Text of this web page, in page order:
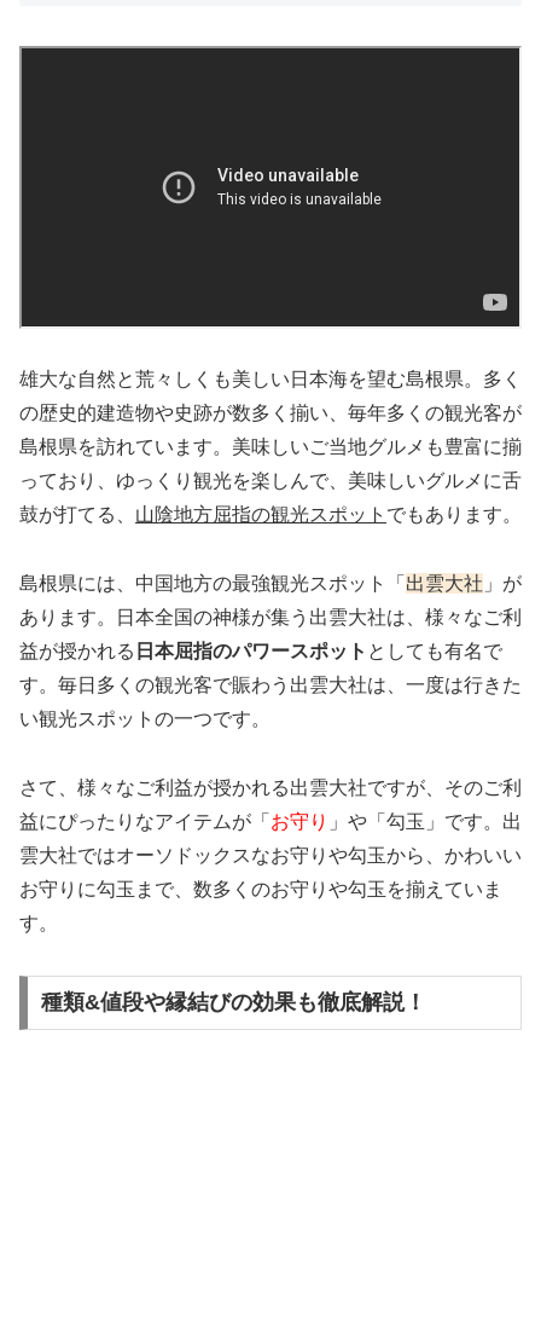
雄大な自然と荒々しくも美しい日本海を望む島根県。多く
の歴史的建造物や史跡が数多く揃い、毎年多くの観光客が
島根県を訪れています。美味しいご当地グルメも豊富に揃
っており、ゆっくり観光を楽しんで、美味しいグルメに舌
鼓が打てる、 山陰地方屈指の観光スポット でもあります。
島根県には、中国地方の最強観光スポット「 出雲大社 」が
あります。日本全国の神様が集う出雲大社は、様々なご利
益が授かれる 日本屈指のパワースポット としても有名で
す。毎日多くの観光客で賑わう出雲大社は、一度は行きた
い観光スポットの一つです。
さて、様々なご利益が授かれる出雲大社ですが、そのご利
益にぴったりなアイテムが「 お守り 」や「勾玉」です。出
雲大社ではオーソドックスなお守りや勾玉から、かわいい
お守りに勾玉まで、数多くのお守りや勾玉を揃えていま
す。
種類&値段や縁結びの効果も徹底解説！